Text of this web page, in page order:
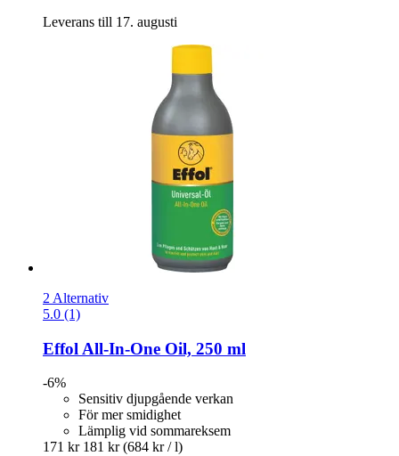
Leverans till 17. augusti
2 Alternativ
5.0 (1)
Effol All-​In-​One Oil, 250 ml
-6%
Sensitiv djupgående verkan
För mer smidighet
Lämplig vid sommareksem
171 kr 181 kr (684 kr / l)